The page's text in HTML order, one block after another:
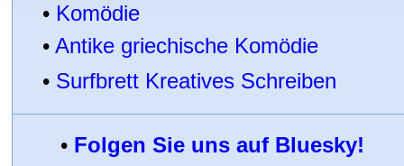
• Komödie
• Antike griechische Komödie
• Surfbrett Kreatives Schreiben
• Folgen Sie uns auf Bluesky!